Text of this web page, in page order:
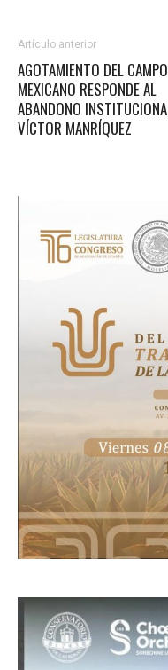
Artículo anterior
AGOTAMIENTO DEL CAMPO
MEXICANO RESPONDE AL
ABANDONO
VÍCTOR MANRÍQUEZ